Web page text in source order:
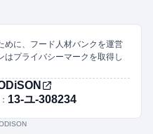
めに、フード人材バンクを運営
はプライバシーマークを取得し
13-ユ-308234